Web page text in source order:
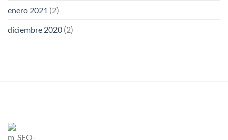
enero 2021 (2)
diciembre 2020 (2)